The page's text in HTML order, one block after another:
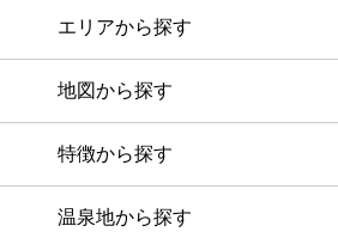
エリアから探す
地図から探す
特徴から探す
温泉地から探す